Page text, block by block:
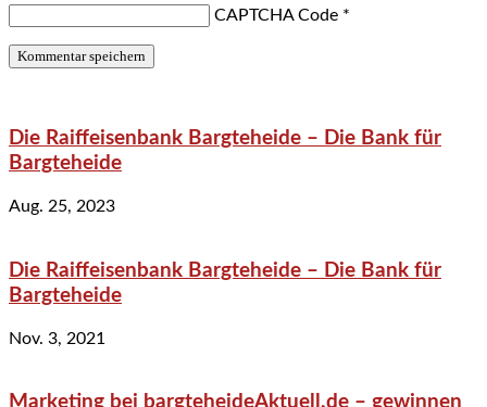
CAPTCHA Code *
Die Raiffeisenbank Bargteheide – Die Bank für
Bargteheide
Aug. 25, 2023
Die Raiffeisenbank Bargteheide – Die Bank für
Bargteheide
Nov. 3, 2021
Marketing bei bargteheideAktuell.de – gewinnen